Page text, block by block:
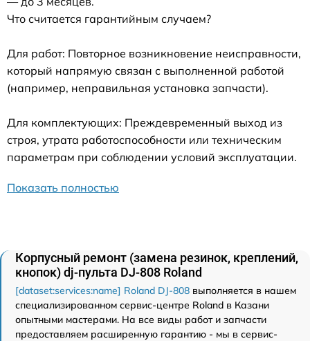
Что считается гарантийным случаем?
Для работ: Повторное возникновение неисправности,
который напрямую связан с выполненной работой
(например, неправильная установка запчасти).
Для комплектующих: Преждевременный выход из
строя, утрата работоспособности или техническим
параметрам при соблюдении условий эксплуатации.
Показать полностью
Корпусный ремонт (замена резинок, креплений,
кнопок) dj-пульта DJ-808 Roland
[dataset:services:name] Roland DJ-808 выполняется в нашем
специализированном сервис-центре Roland в Казани
опытными мастерами. На все виды работ и запчасти
предоставляем расширенную гарантию - мы в сервис-